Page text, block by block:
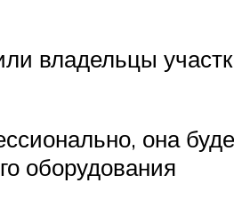
владельцы
она
оборудования